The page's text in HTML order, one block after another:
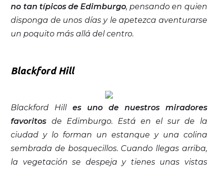
no tan típicos de Edimburgo, pensando en quien
disponga de unos días y le apetezca aventurarse
un poquito más allá del centro.
Blackford Hill
Blackford Hilles uno de nuestros miradores
favoritos de Edimburgo. Está en el sur de la
ciudad y lo forman un estanque y una colina
sembrada de bosquecillos. Cuando llegas arriba,
la vegetación se despeja y tienes unas vistas